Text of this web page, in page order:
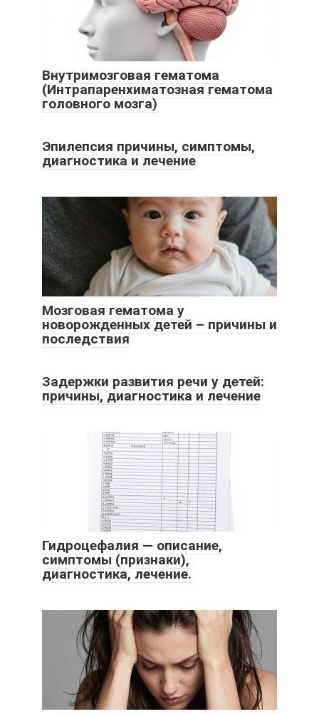
Внутримозговая гематома
(Интрапаренхиматозная гематома
головного мозга)
Эпилепсия причины, симптомы,
диагностика и лечение
Мозговая гематома у
новорожденных детей – причины и
последствия
Задержки развития речи у детей:
причины, диагностика и лечение
Гидроцефалия — описание,
симптомы (признаки),
диагностика, лечение.